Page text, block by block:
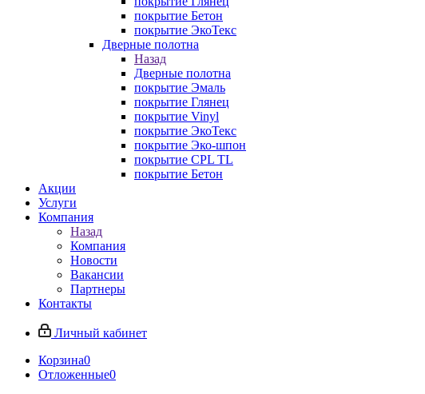
покрытие Бетон
покрытие ЭкоТекс
Дверные полотна
Назад
Дверные полотна
покрытие Эмаль
покрытие Глянец
покрытие Vinyl
покрытие ЭкоТекс
покрытие Эко-шпон
покрытие CPL TL
покрытие Бетон
Акции
Услуги
Компания
Назад
Компания
Новости
Вакансии
Партнеры
Контакты
Личный кабинет
Корзина0
Отложенные0